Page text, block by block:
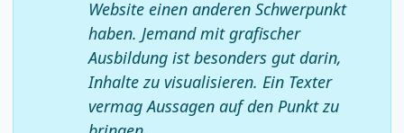
Website einen anderen Schwerpunkt
haben. Jemand mit grafischer
Ausbildung ist besonders gut darin,
Inhalte zu visualisieren. Ein Texter
vermag Aussagen auf den Punkt zu